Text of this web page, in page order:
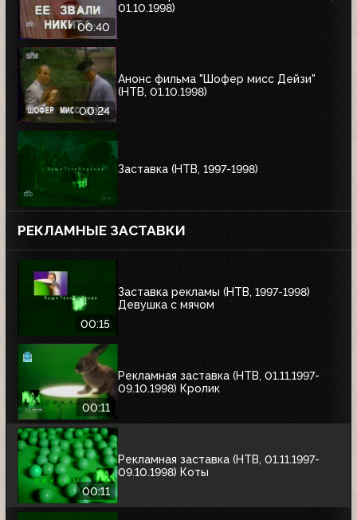
00:40
01.10.1998)
00:24
Анонс фильма "Шофер мисс Дейзи"
(НТВ, 01.10.1998)
Заставка (НТВ, 1997-1998)
РЕКЛАМНЫЕ ЗАСТАВКИ
00:15
Заставка рекламы (НТВ, 1997-1998)
Девушка с мячом
00:11
Рекламная заставка (НТВ, 01.11.1997-
09.10.1998) Кролик
00:11
Рекламная заставка (НТВ, 01.11.1997-
09.10.1998) Коты